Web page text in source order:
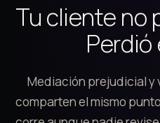
Tu cliente no
Perdió
Mediación prejudicial
comparten el mismo